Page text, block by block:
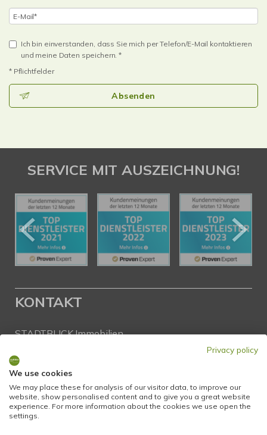
Ich bin einverstanden, dass Sie mich per Telefon/E-Mail kontaktieren
und meine Daten speichern. *
* Pflichtfelder
Absenden
SERVICE MIT AUSZEICHNUNG!
KONTAKT
STADTBLICK Immobilien
65199 Wiesbaden
Tel.:+49 611 9742 872
Fax: +49 611 9742 896
Privacy policy
We use cookies
We may place these for analysis of our visitor data, to improve our
website, show personalised content and to give you a great website
experience. For more information about the cookies we use open the
settings.